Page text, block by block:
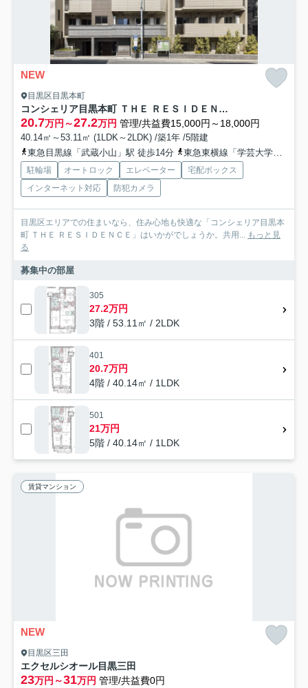
NEW
目黒区目黒本町
コンシェリア目黒本町 ＴＨＥ ＲＥＳＩＤＥＮＣＥ
20.7万円～27.2万円 管理/共益費15,000円～18,000円
40.14㎡～53.11㎡ (1LDK～2LDK) /築1年 /5階建
東急目黒線「武蔵小山」駅 徒歩14分
東急東横線「学芸大学」駅 徒歩16分
駐輪場 オートロック エレベーター
宅配ボックス
インターネット対応
防犯カメラ
目黒区エリアでの住まいなら、住み心地も快適な「コンシェリア目黒本
町 ＴＨＥ ＲＥＳＩＤＥＮＣＥ」はいかがでしょうか。共用...
もっと見
る
募集中の部屋
305
27.2万円
3階 / 53.11㎡ / 2LDK
401
20.7万円
4階 / 40.14㎡ / 1LDK
501
21万円
5階 / 40.14㎡ / 1LDK
賃貸マンション
NEW
目黒区三田
エクセルシオール目黒三田
23万円～31万円 管理/共益費0円